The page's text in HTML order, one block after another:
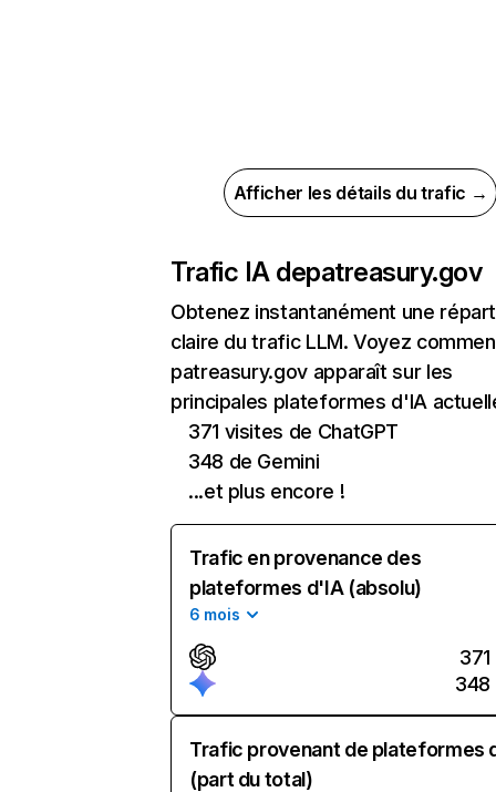
Afficher les détails du trafic →
Trafic IA depatreasury.gov
Obtenez instantanément une
claire du trafic LLM. Voyez
patreasury.gov apparaît sur les
principales plateformes d'IA
371 visites de ChatGPT
348 de Gemini
...et plus encore !
Trafic en provenance des
plateformes d'IA (absolu)
6 mois
371
348
Trafic provenant de plateformes
(part du total)